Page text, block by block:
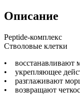
Описание
Peptide-комплекс
Стволовые клетки
• восстанавливают
• укрепляющее
• разглаживают
• возвращают